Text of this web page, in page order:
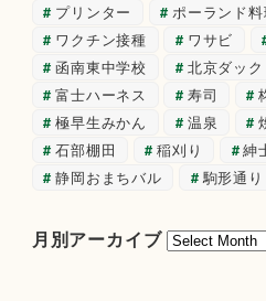
プリンター
ポーランド料
ワクチン接種
ワサビ
函南東中学校
北京ダック
富士ハーネス
寿司
極早生みかん
温泉
石部棚田
稲刈り 紳
静岡おまちバル
駒形通り
月別アーカイブ 月